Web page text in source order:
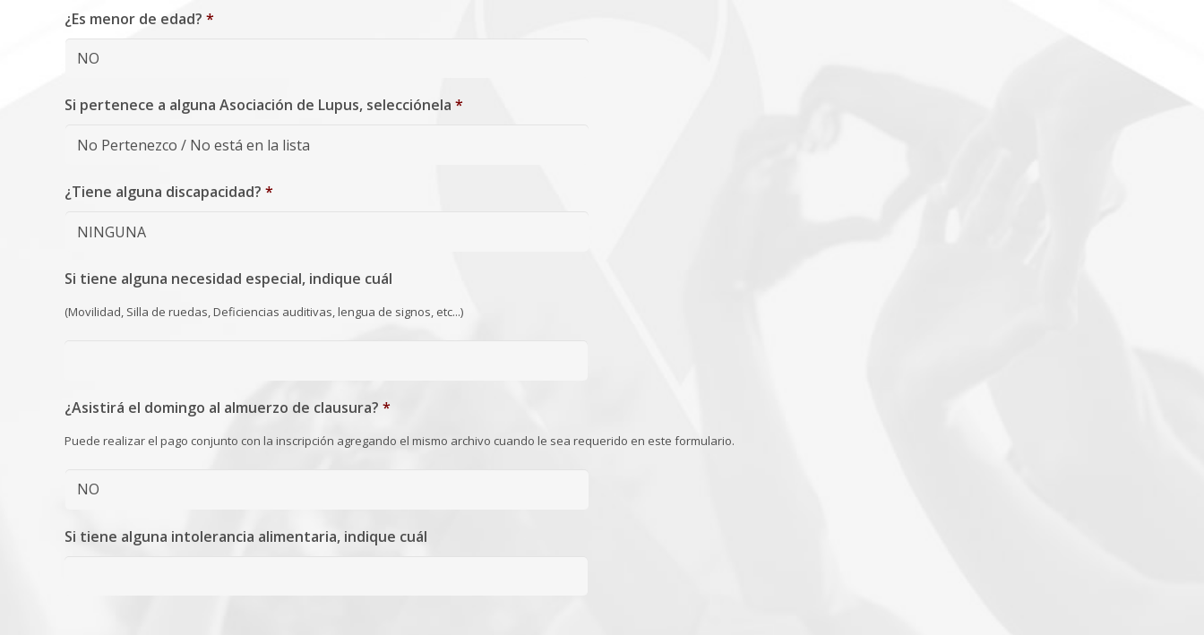
¿Es menor de edad? *
Si pertenece a alguna Asociación de Lupus, selecciónela *
¿Tiene alguna discapacidad? *
Si tiene alguna necesidad especial, indique cuál
(Movilidad, Silla de ruedas, Deficiencias auditivas, lengua de signos, etc...)
¿Asistirá el domingo al almuerzo de clausura? *
Puede realizar el pago conjunto con la inscripción agregando el mismo archivo cuando le sea requerido en este formulario.
Si tiene alguna intolerancia alimentaria, indique cuál